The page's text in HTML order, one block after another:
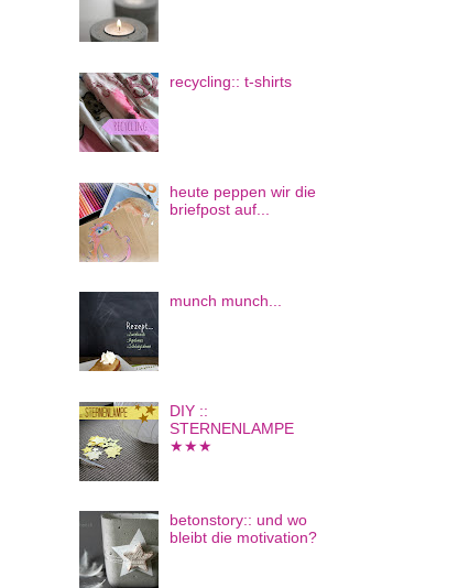
recycling:: t-shirts
heute peppen wir die
briefpost auf...
munch munch...
DIY ::
STERNENLAMPE
★★★
betonstory:: und wo
bleibt die motivation?